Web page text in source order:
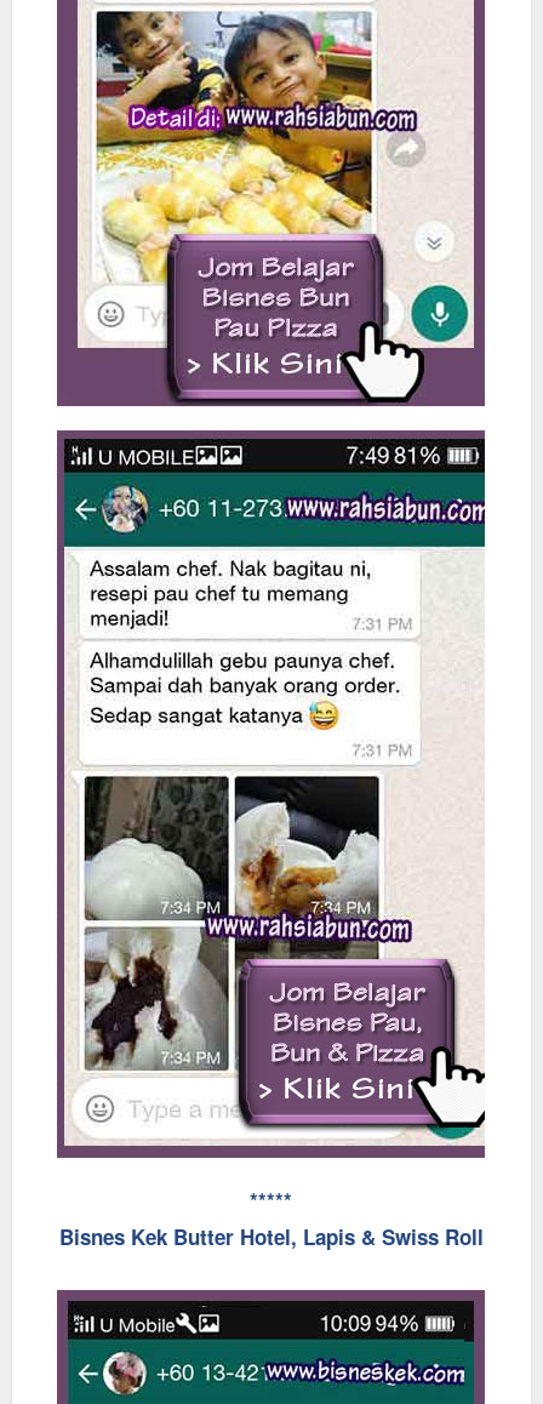
*****
Bisnes Kek Butter Hotel, Lapis & Swiss Roll